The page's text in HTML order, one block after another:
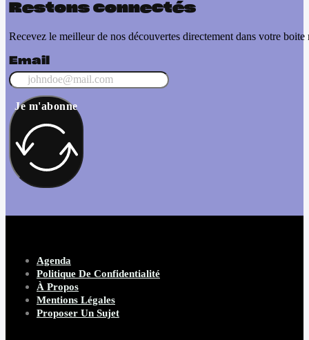
Restons connectés
Recevez le meilleur de nos découvertes directement dans votre boite
Email
Je m'abonne
Agenda
Politique De Confidentialité
À Propos
Mentions Légales
Proposer Un Sujet